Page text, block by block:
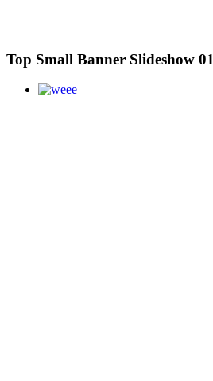
Top Small Banner Slideshow 01